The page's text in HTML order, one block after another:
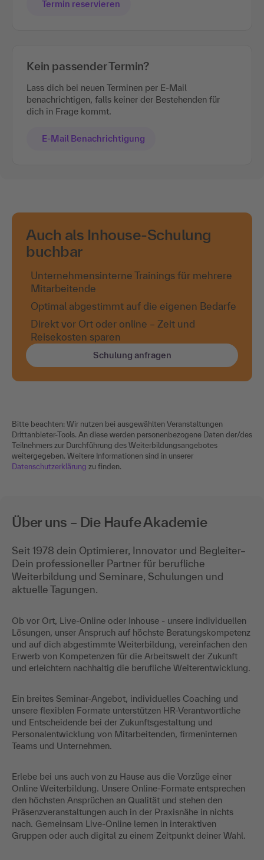
Termin reservieren
Kein passender Termin?
Lass dich bei neuen Terminen per E-Mail
benachrichtigen, falls keiner der Bestehenden für
dich in Frage kommt.
E-Mail Benachrichtigung
Auch als Inhouse-Schulung
buchbar
Unternehmensinterne Trainings für mehrere
Mitarbeitende
Optimal abgestimmt auf die eigenen Bedarfe
Direkt vor Ort oder online – Zeit und
Reisekosten sparen
Schulung anfragen
Bitte beachten: Wir nutzen bei ausgewählten Veranstaltungen
Drittanbieter-Tools. An diese werden personenbezogene Daten der/des
Teilnehmers zur Durchführung des Weiterbildungsangebotes
weitergegeben. Weitere Informationen sind in unserer
Datenschutzerklärung zu finden.
Über uns – Die Haufe Akademie
Seit 1978 dein Optimierer, Innovator und Begleiter–
Dein professioneller Partner für berufliche
Weiterbildung und Seminare, Schulungen und
aktuelle Tagungen.
Ob vor Ort, Live-Online oder Inhouse - unsere individuellen
Lösungen, unser Anspruch auf höchste Beratungskompetenz
und auf dich abgestimmte Weiterbildung, vereinfachen den
Erwerb von Kompetenzen für die Arbeitswelt der Zukunft
und erleichtern nachhaltig die berufliche Weiterentwicklung.
Ein breites Seminar-Angebot, individuelles Coaching und
unsere flexiblen Formate unterstützen HR-Verantwortliche
und Entscheidende bei der Zukunftsgestaltung und
Personalentwicklung von Mitarbeitenden, firmeninternen
Teams und Unternehmen.
Erlebe bei uns auch von zu Hause aus die Vorzüge einer
Online Weiterbildung. Unsere Online-Formate entsprechen
den höchsten Ansprüchen an Qualität und stehen den
Präsenzveranstaltungen auch in der Praxisnähe in nichts
nach. Gemeinsam Live-Online lernen in interaktiven
Gruppen oder auch digital zu einem Zeitpunkt deiner Wahl.